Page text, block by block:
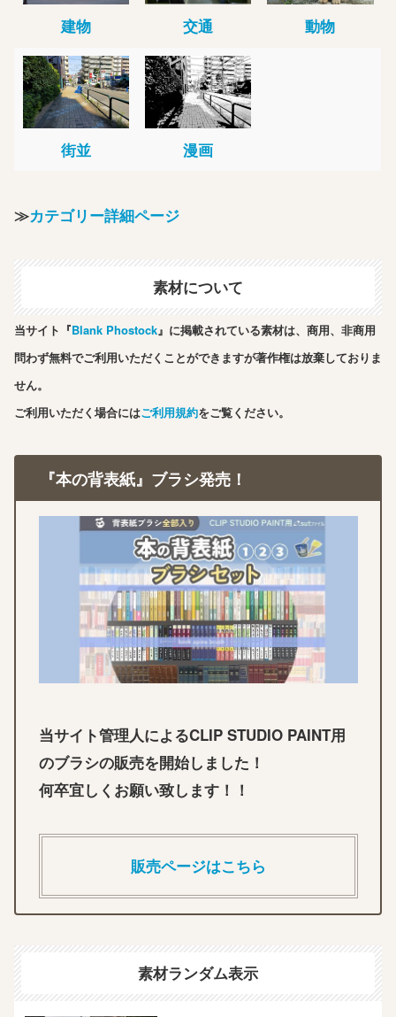
建物 交通 動物
街並 漫画
≫カテゴリー詳細ページ
素材について
当サイト『Blank Phostock』に掲載されている素材は、商用、非商用
問わず無料でご利用いただくことができますが著作権は放棄しておりま
せん。
ご利用いただく場合にはご利用規約をご覧ください。
『本の背表紙』ブラシ発売！
当サイト管理人によるCLIP STUDIO PAINT用
のブラシの販売を開始しました！
何卒宜しくお願い致します！！
販売ページはこちら
素材ランダム表示